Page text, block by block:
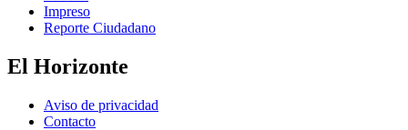
Impreso
Reporte Ciudadano
El Horizonte
Aviso de privacidad
Contacto